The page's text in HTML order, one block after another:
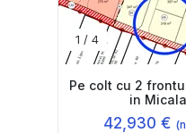
1 / 4
Pe colt cu 2
in
42,930 €